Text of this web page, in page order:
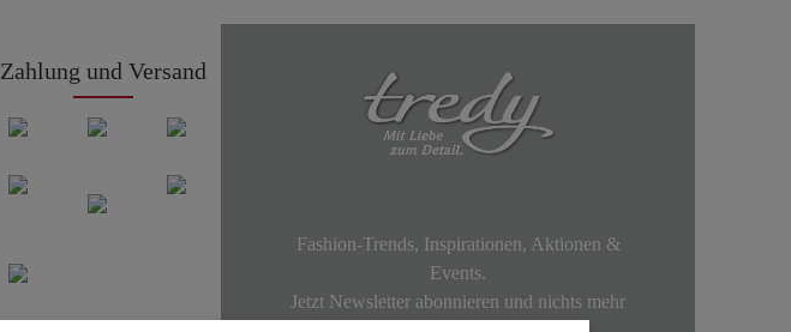
Zahlung und Versand
Fashion-Trends, Inspirationen, Aktionen &
Events.
Jetzt Newsletter abonnieren und nichts mehr